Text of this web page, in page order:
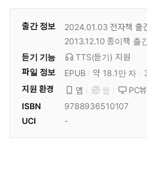
출간 정보 2024.01.03 전자책 출
2013.12.10 종이책 출
듣기 기능
TTS(듣기) 지원
파일 정보
EPUB 약 18.1만 자
지원 환경
앱 웹 PC
ISBN
9788936510107
UCI
-